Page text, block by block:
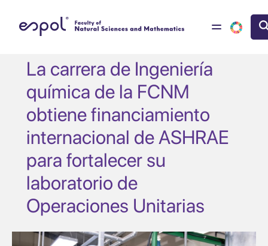
La carrera de Ingeniería
química de la FCNM
obtiene financiamiento
internacional de ASHRAE
para fortalecer su
laboratorio de
Operaciones Unitarias